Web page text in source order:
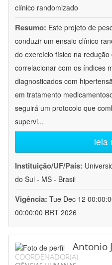
clínico randomizado
Resumo: Este projeto de
conduzir um ensaio clínico
do exercício físico na
correlacionar com os índices
diagnosticados com
em tratamento
seguirá um protocolo que
supervi...
leia
Instituição/UF/País:
do Sul - MS - Brasil
Vigência: Tue Dec 12
00:00:00 BRT 2026
Antonio
COORDENADOR(A)